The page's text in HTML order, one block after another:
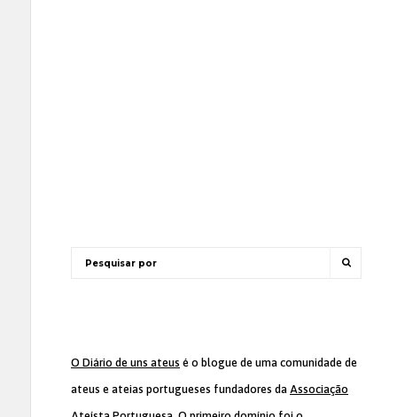
O Diário de uns ateus é o blogue de uma comunidade de
ateus e ateias portugueses fundadores da Associação